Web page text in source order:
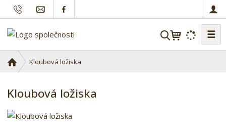
V
☰
v
d
í
Kloubová ložiska
Kloubová ložiska